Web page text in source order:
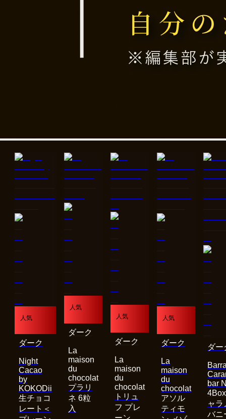
人気
Night
Cacao
by
KOKODii
生チョコ
レート＜
ダーク
人気
La
maison
du
chocolat
プラリ
ネ 6粒
入
ダーク
人気
La
maison
du
chocolat
トリュ
フ プレ
ダーク
人気
La
maison
du
chocolat
アソル
ティモ
ダーク
bar
ャラ
バニ
ダー